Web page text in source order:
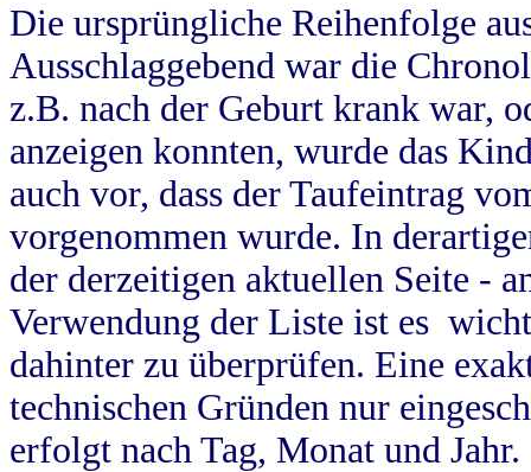
Die ursprüngliche Reihenfolge
Ausschlaggebend war die
z.B. nach der Geburt krank war,
anzeigen konnten, wurde das
auch vor, dass der Taufeintrag
vorgenommen wurde. In
der derzeitigen aktuellen Seite -
Verwendung der Liste ist es
dahinter zu überprüfen. Eine
technischen Gründen nur
erfolgt nach Tag, Monat und Jahr.